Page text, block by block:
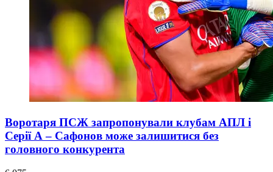
Воротаря ПСЖ запропонували клубам АПЛ і
Серії А – Сафонов може залишитися без
головного конкурента